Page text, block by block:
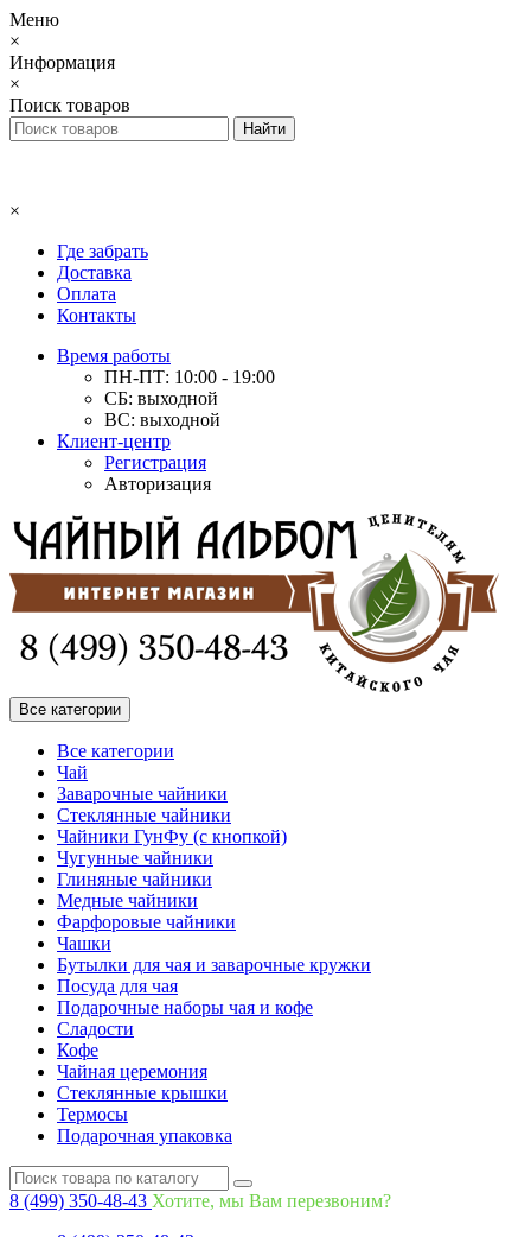
Меню
×
Информация
×
Поиск товаров
×
Где забрать
Доставка
Оплата
Контакты
Время работы
ПН-ПТ: 10:00 - 19:00
СБ: выходной
ВС: выходной
Клиент-центр
Регистрация
Авторизация
Все категории
Все категории
Чай
Заварочные чайники
Стеклянные чайники
Чайники ГунФу (с кнопкой)
Чугунные чайники
Глиняные чайники
Медные чайники
Фарфоровые чайники
Чашки
Бутылки для чая и заварочные кружки
Посуда для чая
Подарочные наборы чая и кофе
Сладости
Кофе
Чайная церемония
Стеклянные крышки
Термосы
Подарочная упаковка
8 (499) 350-48-43 Хотите, мы Вам перезвоним?